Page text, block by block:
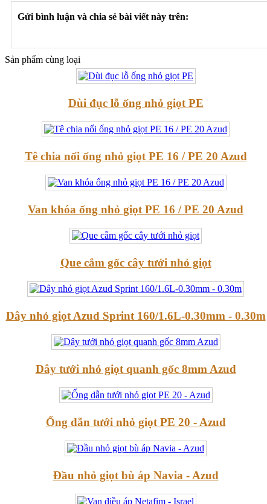
Gửi bình luận và chia sẻ bài viết này trên:
Sản phẩm cùng loại
Dùi đục lỗ ống nhỏ giọt PE
Tê chia nối ống nhỏ giọt PE 16 / PE 20 Azud
Van khóa ống nhỏ giọt PE 16 / PE 20 Azud
Que cắm gốc cây tưới nhỏ giọt
Dây nhỏ giọt Azud Sprint 160/1.6L-0.30mm - 0.30m
Dây tưới nhỏ giọt quanh gốc 8mm Azud
Ống dẫn tưới nhỏ giọt PE 20 - Azud
Đầu nhỏ giọt bù áp Navia - Azud